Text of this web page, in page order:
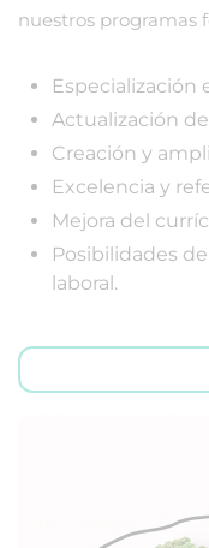
nuestros programas
Actualización
Creación y
Excelencia y
Mejora del
Posibilidades
laboral.